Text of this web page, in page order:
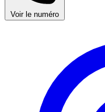
Voir le numéro